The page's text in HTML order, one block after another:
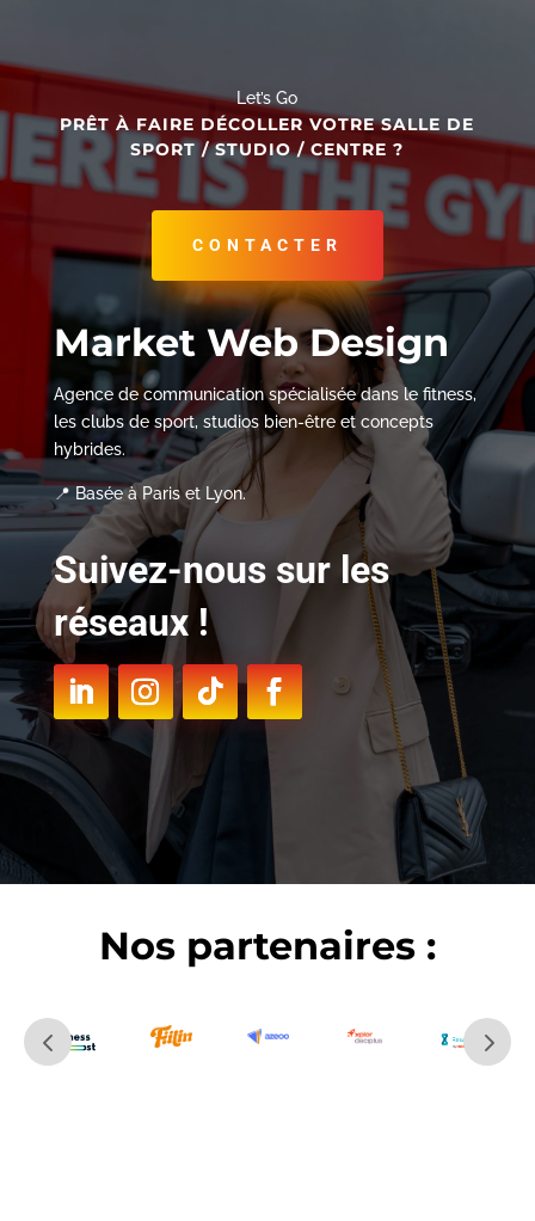
Let’s Go
PRÊT À FAIRE DÉCOLLER VOTRE SALLE DE
SPORT / STUDIO / CENTRE ?
CONTACTER
Market Web Design
Agence de communication spécialisée dans le fitness,
les clubs de sport, studios bien-être et concepts
hybrides.
📍 Basée à Paris et Lyon.
Suivez-nous sur les
réseaux !
Nos partenaires :